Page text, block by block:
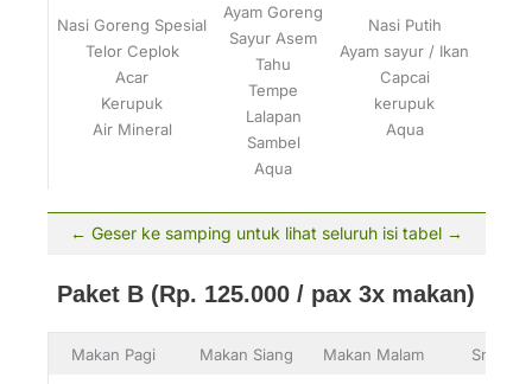
Nasi Goreng Spesial
Telor Ceplok
Acar
Kerupuk
Air Mineral
Ayam Goreng
Sayur Asem
Tahu
Tempe
Lalapan
Sambel
Aqua
Nasi Putih
Ayam sayur / Ikan
Capcai
kerupuk
Aqua
Paket B (Rp. 125.000 / pax 3x makan)
Makan Pagi Makan Siang Makan Malam Snack